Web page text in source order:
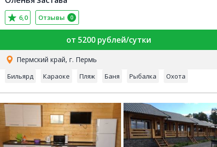
6,0 Отзывы 0
от 5200 рублей/сутки
Пермский край, г. Пермь
Бильярд Караоке Пляж Баня Рыбалка Охота